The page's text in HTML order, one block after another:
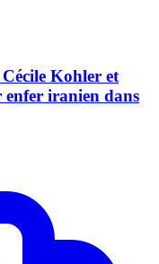
Kohler et
enfer iranien dans